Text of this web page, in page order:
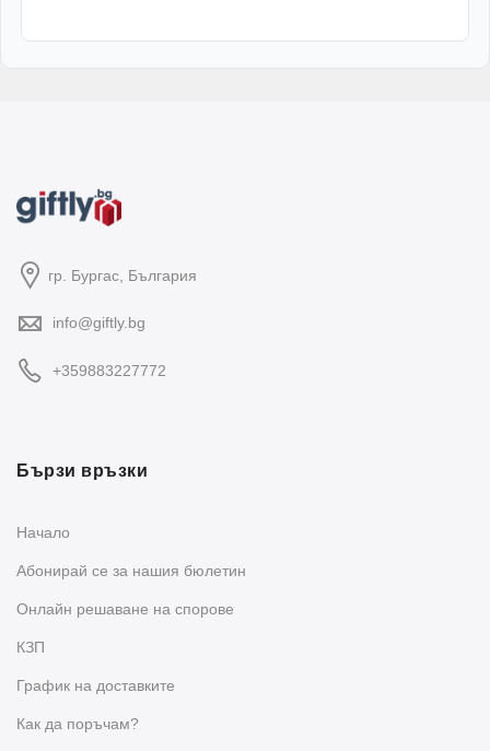
гр. Бургас, България
info@giftly.bg
+359883227772
Бързи връзки
Начало
Абонирай се за нашия бюлетин
Oнлайн решаване на спорове
КЗП
График на доставките
Как да поръчам?